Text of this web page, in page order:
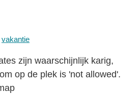
vakantie
zijn waarschijnlijk karig,
op de plek is 'not allowed'.